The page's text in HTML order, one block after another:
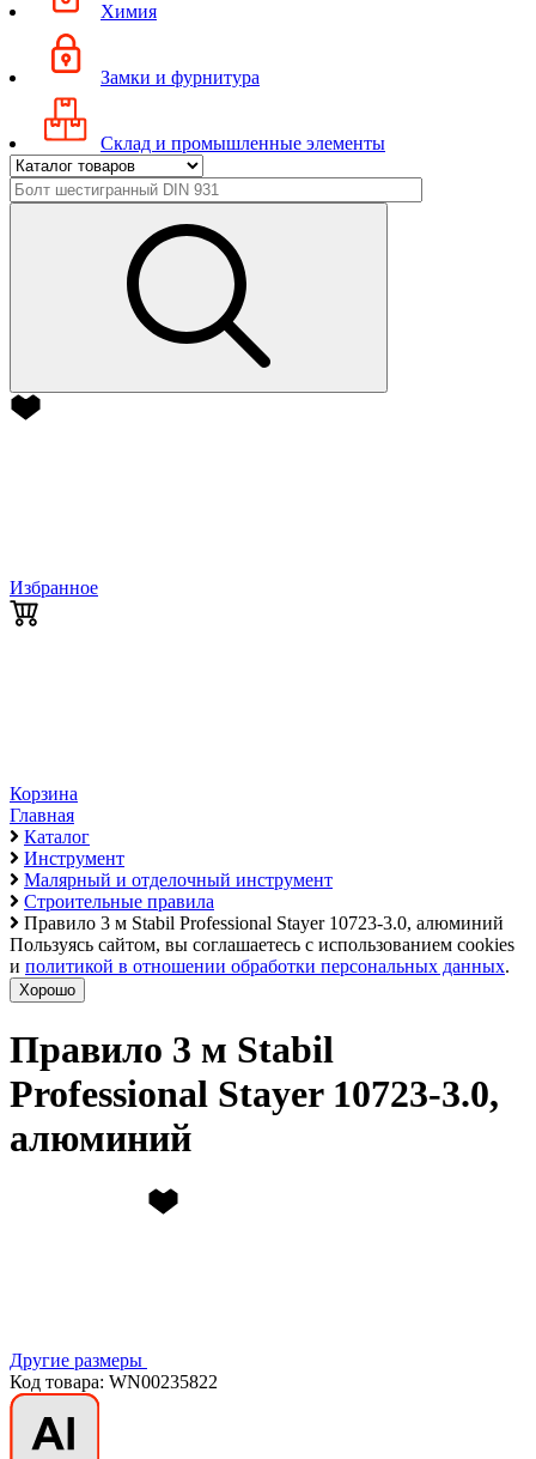
Химия
Замки и фурнитура
Склад и промышленные элементы
Избранное
Корзина
Главная
Каталог
Инструмент
Малярный и отделочный инструмент
Строительные правила
Правило 3 м Stabil Professional Stayer 10723-3.0, алюминий
Пользуясь сайтом, вы соглашаетесь с использованием cookies
и политикой в отношении обработки персональных данных.
Хорошо
Правило 3 м Stabil
Professional Stayer 10723-3.0,
алюминий
Другие размеры
Код товара: WN00235822